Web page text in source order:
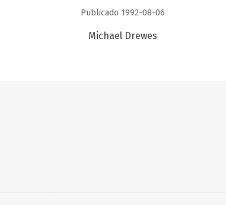
Publicado 1992-08-06
Michael Drewes